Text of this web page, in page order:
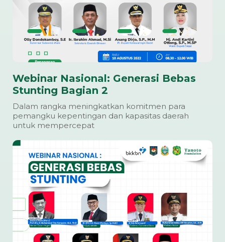
Webinar Nasional: Generasi Bebas
Stunting Bagian 2
Dalam rangka meningkatkan komitmen para
pemangku kepentingan dan kapasitas daerah
untuk mempercepat